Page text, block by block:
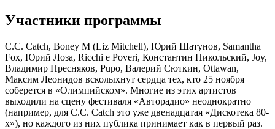
Участники программы
C.C. Catch, Boney M (Liz Mitchell), Юрий Шатунов, Samantha
Fox, Юрий Лоза, Ricchi e Poveri, Константин Никольский, Joy,
Владимир Пресняков, Pupo, Валерий Сюткин, Ottawan,
Максим Леонидов всколыхнут сердца тех, кто 25 ноября
соберется в «Олимпийском». Многие из этих артистов
выходили на сцену фестиваля «Авторадио» неоднократно
(например, для C.C. Catch это уже двенадцатая «Дискотека 80-
х»), но каждого из них публика принимает как в первый раз.